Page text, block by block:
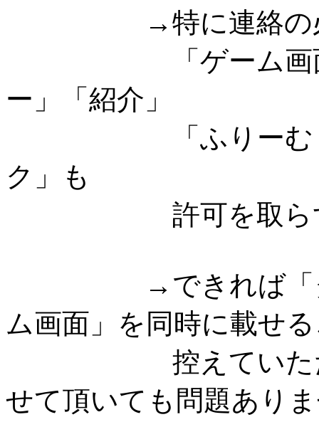
→特に連絡の必
「ゲーム画面の
ー」「紹介」
「ふりーむ・ゲ
ク」も
許可を取らずに
→できれば「タイ
ム画面」を同時に載せ
控えていただけ
せて頂いても問題あり